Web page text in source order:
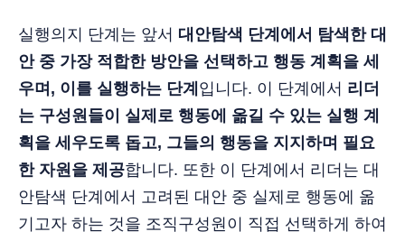
실행의지 단계는 앞서 대안탐색 단계에서 탐색한 대
안 중 가장 적합한 방안을 선택하고 행동 계획을 세
우며, 이를 실행하는 단계 입니다. 이 단계에서 리더
는 구성원들이 실제로 행동에 옮길 수 있는 실행 계
획을 세우도록 돕고, 그들의 행동을 지지하며 필요
한 자원을 제공합니다. 또한 이 단계에서 리더는 대
안탐색 단계에서 고려된 대안 중 실제로 행동에 옮
기고자 하는 것을 조직구성원이 직접 선택하게 하여